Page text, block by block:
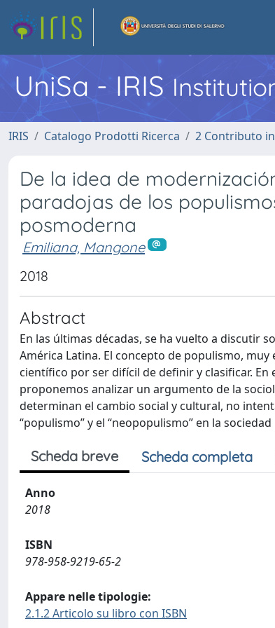
UniSa - IRIS
IRIS Catalogo Prodotti Ricerca 2 Contributo
De la idea de
paradojas de los
posmoderna
Emiliana, Mangone
2018
Abstract
En las últimas décadas, se ha vuelto a discutir
América Latina. El concepto de populismo,
científico por ser difícil de definir y clasificar.
proponemos analizar un argumento de la
determinan el cambio social y cultural, no
“populismo” y el “neopopulismo” en la
Scheda breve Scheda completa
Anno
2018
ISBN
978-958-9219-65-2
Appare nelle tipologie:
2.1.2 Articolo su libro con ISBN